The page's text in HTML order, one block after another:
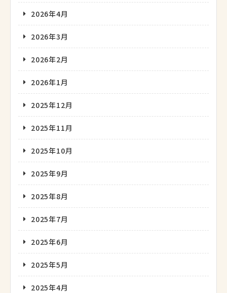
2026年4月
2026年3月
2026年2月
2026年1月
2025年12月
2025年11月
2025年10月
2025年9月
2025年8月
2025年7月
2025年6月
2025年5月
2025年4月